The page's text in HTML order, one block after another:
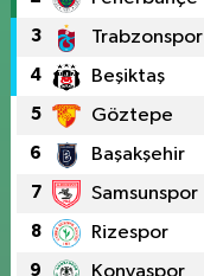
3 Trabzonspor
4 Beşiktaş
5 Göztepe
6 Başakşehir
7 Samsunspor
8 Rizespor
9